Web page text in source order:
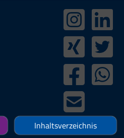
Inhaltsverzeichnis